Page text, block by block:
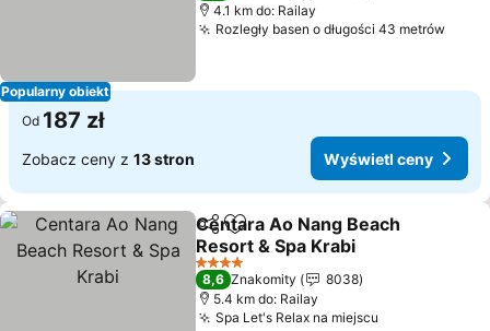
Popularny obiekt
4.1 km do: Railay
Rozległy basen o długości 43 metrów
Od 187 zł
Zobacz ceny z 13 stron Wyświetl ceny
Udostępnij
Dodaj do ulubionych
Centara Ao Nang Beach
Resort & Spa Krabi
Wyświetl ceny
4 Kategoria
8,6 Znakomity
8038
5.4 km do: Railay
Spa Let's Relax na miejscu